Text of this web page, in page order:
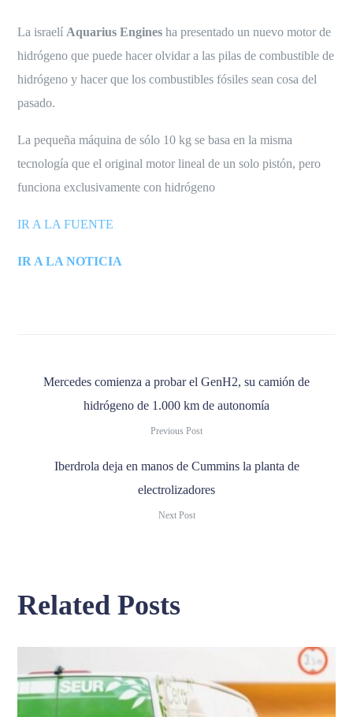
La israelí Aquarius Enginesha presentado un nuevo motor de
hidrógeno que puede hacer olvidar a las pilas de combustible de
hidrógeno y hacer que los combustibles fósiles sean cosa del
pasado.
La pequeña máquina de sólo 10 kg se basa en la misma
tecnología que el original motor lineal de un solo pistón, pero
funciona exclusivamente con hidrógeno
IR A LA FUENTE
IR A LA NOTICIA
Mercedes comienza a probar el GenH2, su camión de
hidrógeno de 1.000 km de autonomía
Previous Post
Iberdrola deja en manos de Cummins la planta de
electrolizadores
Next Post
Related Posts